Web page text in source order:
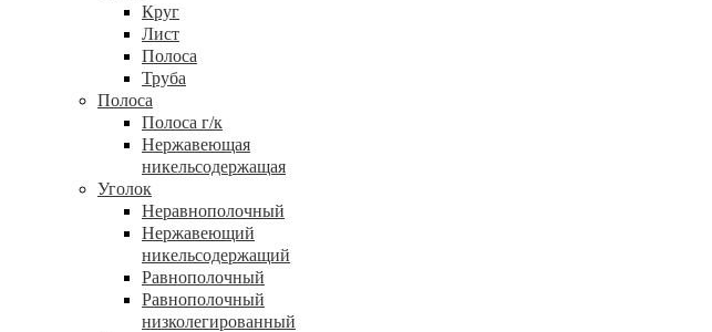
Круг
Лист
Полоса
Труба
Полоса
Полоса г/к
Нержавеющая
никельсодержащая
Уголок
Неравнополочный
Нержавеющий
никельсодержащий
Равнополочный
Равнополочный
низколегированный